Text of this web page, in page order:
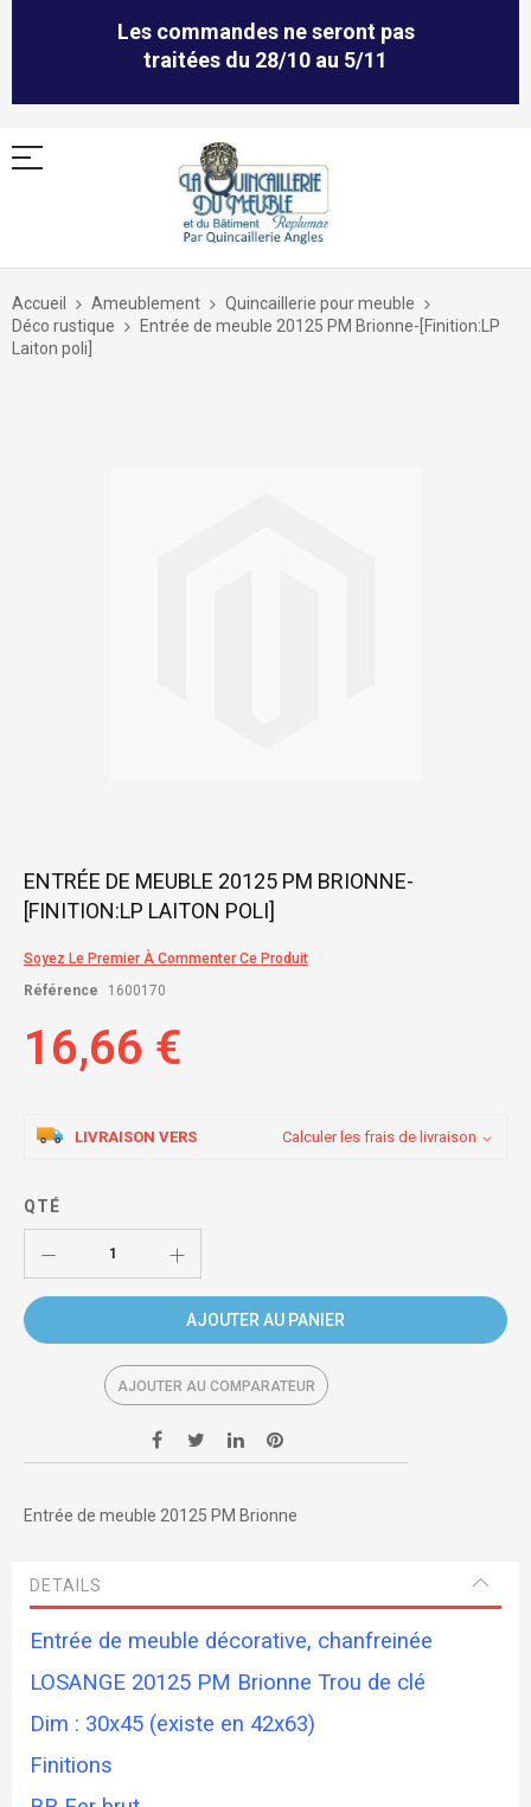
Les commandes ne seront pas
traitées du 28/10 au 5/11
Allez
contenu
Accueil Ameublement
Quincaillerie pour meuble
Déco rustique
Entrée de meuble 20125 PM Brionne-[Finition:LP
Laiton poli]
Skip
the
of
images
ENTRÉE DE MEUBLE 20125 PM BRIONNE-
[FINITION:LP LAITON POLI]
Soyez Le Premier À Commenter Ce Produit
Référence
1600170
16,66 €
LIVRAISON VERS Calculer les frais de livraison
QTÉ
AJOUTER AU PANIER
AJOUTER AU COMPARATEUR
Entrée de meuble 20125 PM Brionne
DETAILS
Entrée de meuble décorative, chanfreinée
LOSANGE 20125 PM Brionne Trou de clé
Dim : 30x45 (existe en 42x63)
Finitions